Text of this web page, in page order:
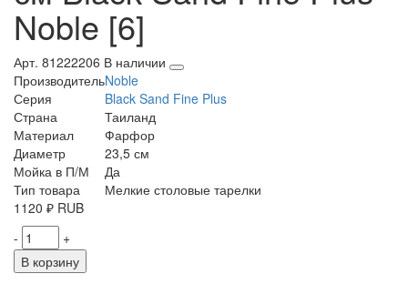
Noble [6]
Арт. 81222206 В наличии
ПроизводительNoble
Серия
Black Sand Fine Plus
Страна
Таиланд
Материал
Фарфор
Диаметр
23,5 см
Мойка в П/М
Да
Тип товара
Мелкие столовые тарелки
1120 ₽ RUB
-
+
В корзину